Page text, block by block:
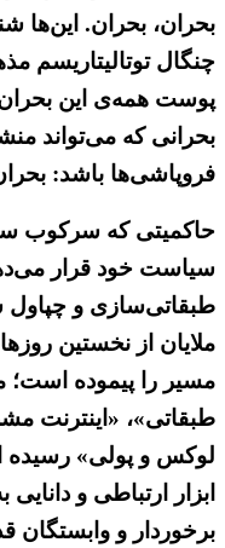
بحران، بحران. این‌ها
چنگال توتالیتاریسم
پوست همه‌ی این
بحرانی که می‌تواند
فروپاشی‌ها باشد:
حاکمیتی که سرکوب
سیاست خود قرار
طبقاتی‌سازی و
ملایان از نخستین
مسیر را پیموده است؛
طبقاتی»، «اینترنت
لوکس و پولی» رسیده
ابزار ارتباطی و
برخوردار و وابستگان